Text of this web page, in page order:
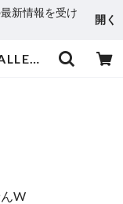
新情報を受け
開く
PEANUTS LEATHER WALLET | Peanuts&Co
W